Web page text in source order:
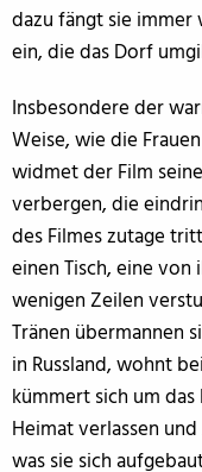
dazu fängt sie
ein, die das Dorf
Insbesondere der
Weise, wie die
widmet der Film
verbergen, die
des Filmes zutage
einen Tisch, eine von
wenigen Zeilen
Tränen übermannen
in Russland, wohnt
kümmert sich um
Heimat verlassen
was sie sich